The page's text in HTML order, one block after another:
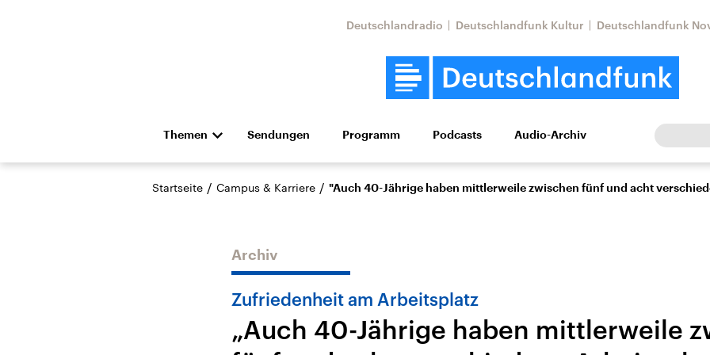
Deutschlandradio Deutschlandfunk Kultur Deutschlandfunk
Themen
Die Nachrichten Politik Wirtschaft Wissen Kultur Europa
Hörspiel und Feature Musik
Landtagswahl Sachsen-
Anhalt 2026
USA
Nahostkonflikt
Iran
Sendungen Programm Podcasts Audio-Archiv
Startseite / Campus & Karriere / "Auch 40-Jährige haben mittlerweile zwischen fünf und acht
Archiv
Zufriedenheit am Arbeitsplatz
„Auch 40-Jährige haben mittlerweile